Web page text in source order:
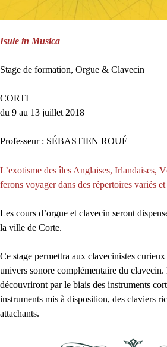
Isule in Musica
Stage de formation, Orgue & Clavecin
CORTI
du 9 au 13 juillet 2018
Professeur : SÉBASTIEN ROUÉ
L’exotisme des îles Anglaises, Irlandaises,
ferons voyager dans des répertoires variés
Les cours d’orgue et clavecin seront
la ville de Corte.
Ce stage permettra aux clavecinistes
univers sonore complémentaire du clavecin.
découvriront par le biais des instruments
instruments mis à disposition, des claviers
attachants.